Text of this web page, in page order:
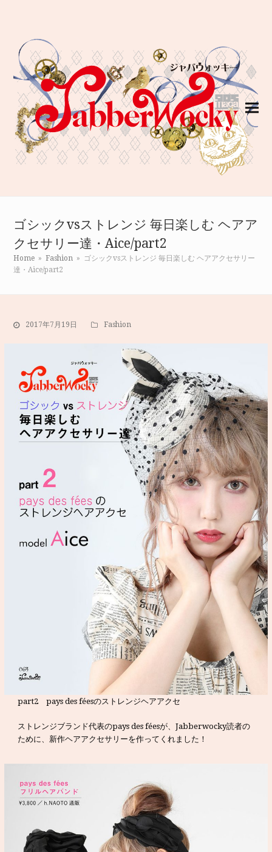
ゴシックvsストレンジ 毎日楽しむ ヘアア
クセサリー達・Aice/part2
Home » Fashion » ゴシックvsストレンジ 毎日楽しむ ヘアアクセサリー
達・Aice/part2
2017年7月19日 Fashion
part2 pays des féesのストレンジヘアアクセ
ストレンジブランド代表のpays des féesが、Jabberwocky読者の
ために、新作ヘアアクセサリーを作ってくれました！